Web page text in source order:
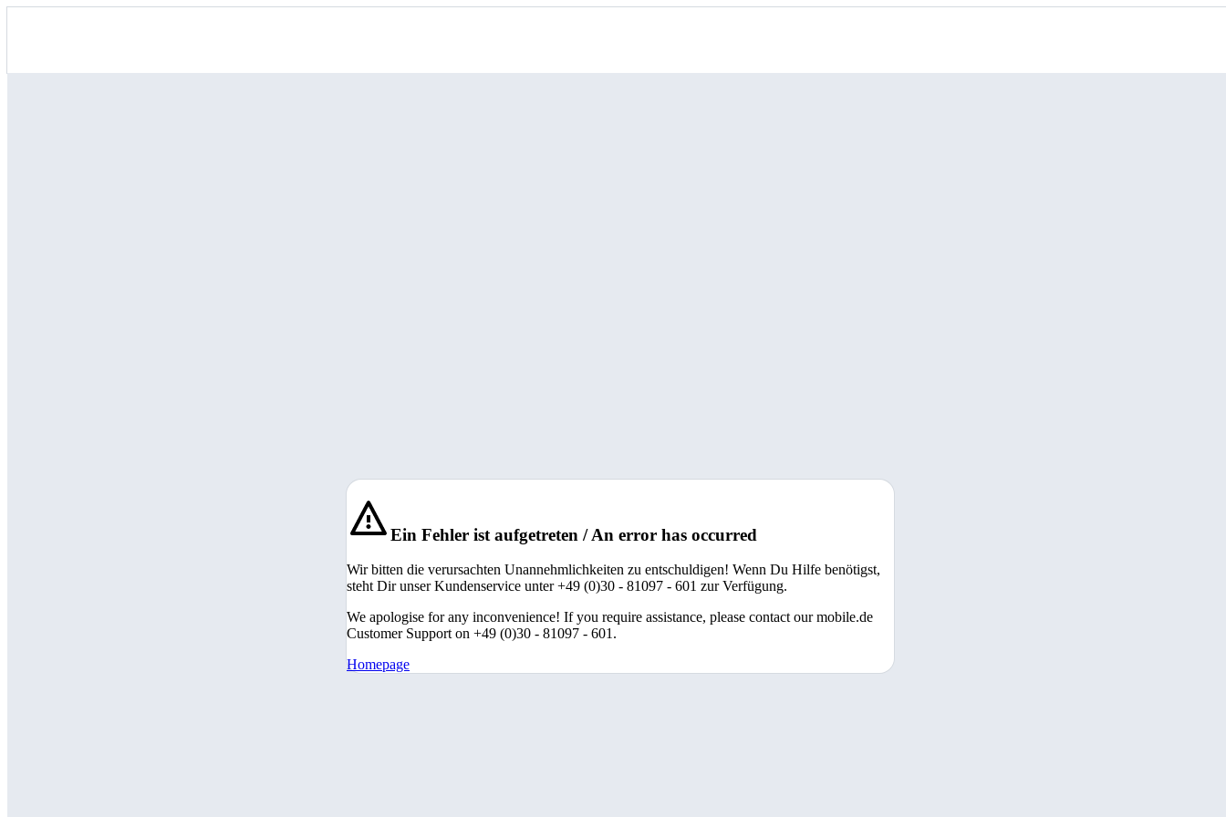
Ein Fehler ist aufgetreten / An error has occurred
Wir bitten die verursachten Unannehmlichkeiten zu entschuldigen! Wenn Du Hilfe benötigst,
steht Dir unser Kundenservice unter +49 (0)30 - 81097 - 601 zur Verfügung.
We apologise for any inconvenience! If you require assistance, please contact our mobile.de
Customer Support on +49 (0)30 - 81097 - 601.
Homepage